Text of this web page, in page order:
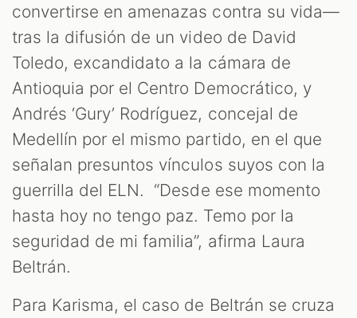
convertirse en amenazas contra su vida—
tras la difusión de un video de David
Toledo, excandidato a la cámara de
Antioquia por el Centro Democrático, y
Andrés ‘Gury’ Rodríguez, concejal de
Medellín por el mismo partido, en el que
señalan presuntos vínculos suyos con la
guerrilla del ELN. “Desde ese momento
hasta hoy no tengo paz. Temo por la
seguridad de mi familia”, afirma Laura
Beltrán.
Para Karisma, el caso de Beltrán se cruza